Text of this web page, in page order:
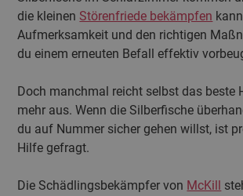
die kleinen Störenfriede bekämpfen
Aufmerksamkeit und den richtigen
du einem erneuten Befall effektiv
Doch manchmal reicht selbst das beste
mehr aus. Wenn die Silberfische
du auf Nummer sicher gehen willst, ist
Hilfe gefragt.
Die Schädlingsbekämpfer von McKill